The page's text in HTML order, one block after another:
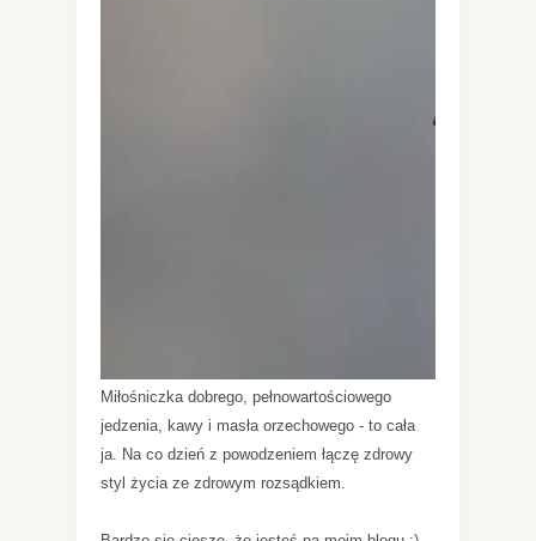
Miłośniczka dobrego, pełnowartościowego
jedzenia, kawy i masła orzechowego - to cała
ja. Na co dzień z powodzeniem łączę zdrowy
styl życia ze zdrowym rozsądkiem.